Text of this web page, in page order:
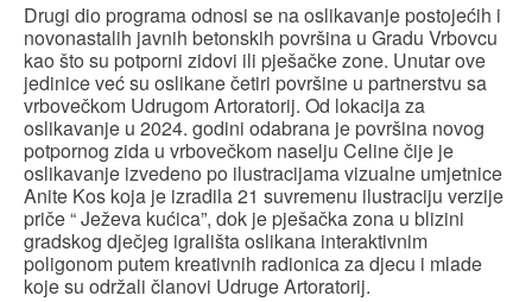
Drugi dio programa odnosi se na oslikavanje postojećih i
novonastalih javnih betonskih površina u Gradu Vrbovcu
kao što su potporni zidovi ili pješačke zone. Unutar ove
jedinice već su oslikane četiri površine u partnerstvu sa
vrbovečkom Udrugom Artoratorij. Od lokacija za
oslikavanje u 2024. godini odabrana je površina novog
potpornog zida u vrbovečkom naselju Celine čije je
oslikavanje izvedeno po ilustracijama vizualne umjetnice
Anite Kos koja je izradila 21 suvremenu ilustraciju verzije
priče “ Ježeva kućica”, dok je pješačka zona u blizini
gradskog dječjeg igrališta oslikana interaktivnim
poligonom putem kreativnih radionica za djecu i mlade
koje su održali članovi Udruge Artoratorij.